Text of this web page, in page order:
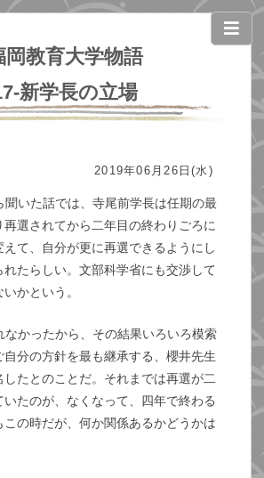
岡教育大学物語
新学長の立場
2019年06月26日(水)
聞いた話では、寺尾前学長は任期の最
選されてから二年目の終わりごろに
えて、自分が更に再選できるようにし
れたらしい。文部科学省にも交渉して
かという。
なかったから、その結果いろいろ模索
分の方針を最も継承する、櫻井先生
したとのことだ。それまでは再選が二
たのが、なくなって、四年で終わる
の時だが、何か関係あるかどうかは